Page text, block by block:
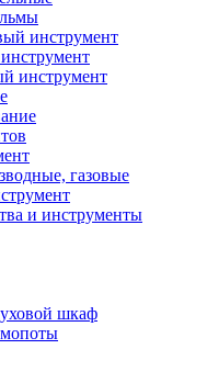
инструмент
инструмент
газовые
и инструменты
шкаф